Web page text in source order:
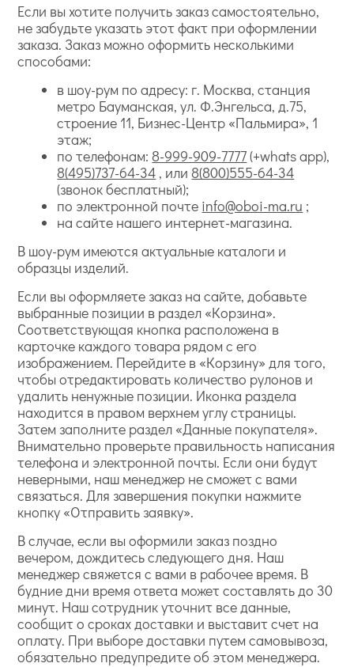
Если вы хотите получить заказ самостоятельно,
не забудьте указать этот факт при оформлении
заказа. Заказ можно оформить несколькими
способами:
в шоу-рум по адресу: г. Москва, станция
метро Бауманская, ул. Ф.Энгельса, д.75,
строение 11, Бизнес-Центр «Пальмира», 1
этаж;
по телефонам: 8-999-909-7777(+whats app),
8(495)737-64-34 , или 8(800)555-64-34
(звонок бесплатный);
по электронной почте info@oboi-ma.ru ;
на сайте нашего интернет-магазина.
В шоу-рум имеются актуальные каталоги и
образцы изделий.
Если вы оформляете заказ на сайте, добавьте
выбранные позиции в раздел «Корзина».
Соответствующая кнопка расположена в
карточке каждого товара рядом с его
изображением. Перейдите в «Корзину» для того,
чтобы отредактировать количество рулонов и
удалить ненужные позиции. Иконка раздела
находится в правом верхнем углу страницы.
Затем заполните раздел «Данные покупателя».
Внимательно проверьте правильность написания
телефона и электронной почты. Если они будут
неверными, наш менеджер не сможет с вами
связаться. Для завершения покупки нажмите
кнопку «Отправить заявку».
В случае, если вы оформили заказ поздно
вечером, дождитесь следующего дня. Наш
менеджер свяжется с вами в рабочее время. В
будние дни время ответа может составлять до 30
минут. Наш сотрудник уточнит все данные,
сообщит о сроках доставки и выставит счет на
оплату. При выборе доставки путем самовывоза,
обязательно предупредите об этом менеджера.